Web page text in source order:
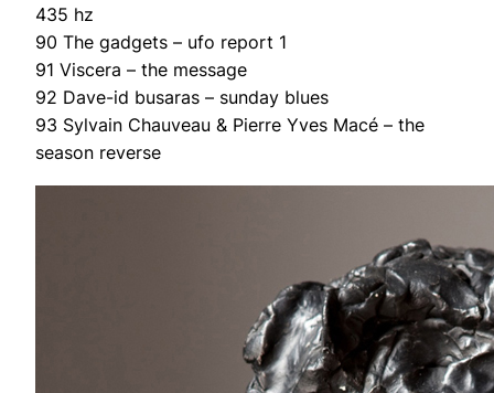
435 hz
90 The gadgets – ufo report 1
91 Viscera – the message
92 Dave-id busaras – sunday blues
93 Sylvain Chauveau & Pierre Yves Macé – the
season reverse